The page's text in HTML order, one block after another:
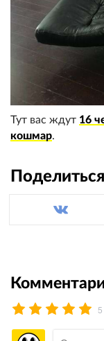
Тут вас ждут 16
кошмар.
5